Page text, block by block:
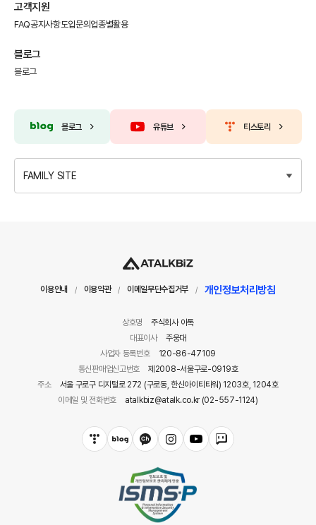
고객지원
FAQ공지사항도입문의 업종별활용
블로그
블로그
블로그 유튜브 티스토리
FAMILY SITE
이용안내 / 이용약관 / 이메일무단수집거부 / 개인정보처리방침
상호명
주식회사 아톡
대표이사
주웅대
사업자 등록번호
120-86-47109
통신판매업신고번호
제2008-서울구로-0919호
주소
서울 구로구 디지털로 272 (구로동, 한신아이티타워) 1203호, 1204호
이메일 및 전화번호
atalkbiz@atalk.co.kr (02-557-1124)